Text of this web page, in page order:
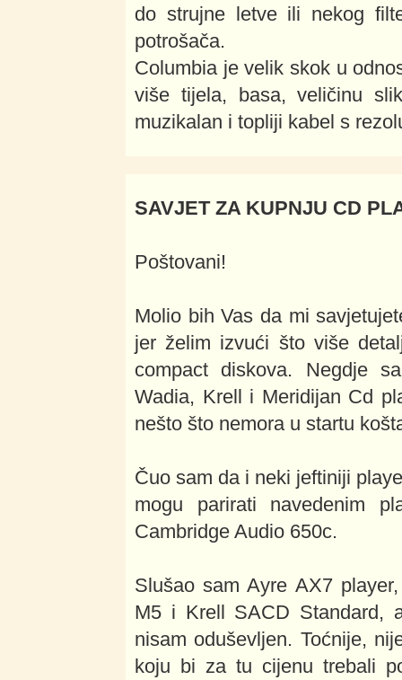
do strujne letve ili nekog
potrošača.
Columbia je velik skok u
više tijela, basa, veličinu
muzikalan i topliji kabel s
SAVJET ZA KUPNJU CD
Poštovani!
Molio bih Vas da mi
jer želim izvući što više
compact diskova. Negdje
Wadia, Krell i Meridijan Cd
nešto što nemora u startu
Čuo sam da i neki jeftiniji
mogu parirati navedenim
Cambridge Audio 650c.
Slušao sam Ayre AX7
M5 i Krell SACD Standard,
nisam oduševljen. Toćnije,
koju bi za tu cijenu trebali